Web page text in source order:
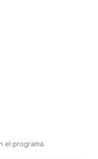
el programa.